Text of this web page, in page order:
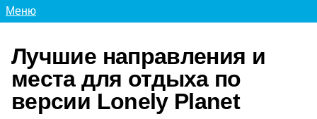
Меню
Лучшие направления и
места для отдыха по
версии Lonely Planet